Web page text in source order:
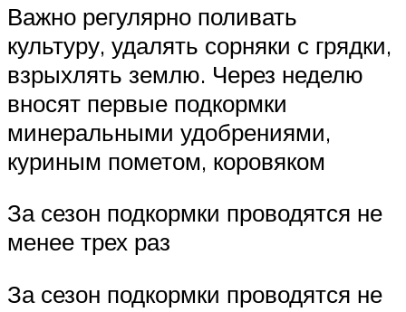
Важно регулярно поливать
культуру, удалять сорняки с грядки,
взрыхлять землю. Через неделю
вносят первые подкормки
минеральными удобрениями,
куриным пометом, коровяком
За сезон подкормки проводятся не
менее трех раз
За сезон подкормки проводятся не